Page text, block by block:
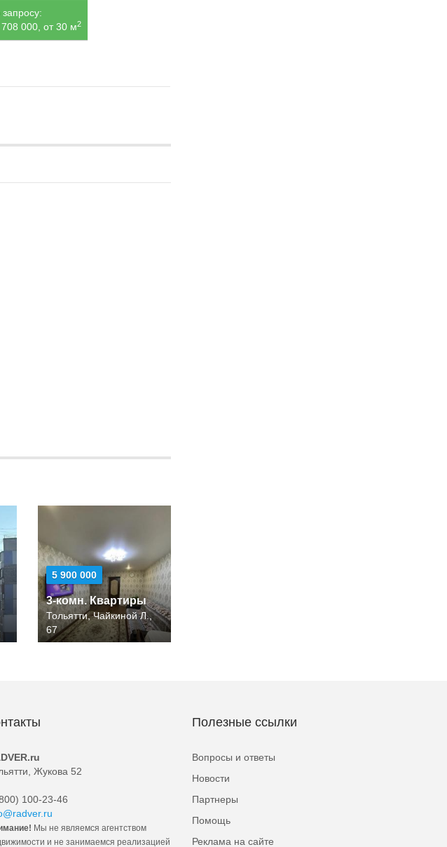
000, от 30 м2
5 900 000
3-комн. Квартиры
Тольятти, Чайкиной Л.,
67
Жукова 52
100-23-46
Мы не являемся агентством
и не занимаемся реализацией
Полезные ссылки
Вопросы и ответы
Новости
Партнеры
Помощь
Реклама на сайте